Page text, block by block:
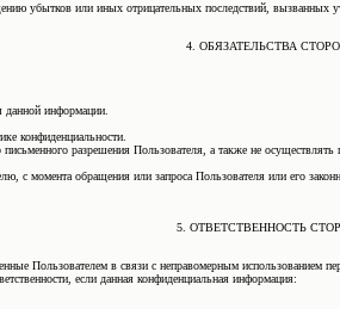
убытков или иных отрицательных последствий, вызванных
4. ОБЯЗАТЕЛЬСТВА
информации.
конфиденциальности.
разрешения Пользователя, а также не
момента обращения или запроса Пользователя или его
5. ОТВЕТСТВЕННОСТЬ
Пользователем в связи с неправомерным использованием
если данная конфиденциальная информация: